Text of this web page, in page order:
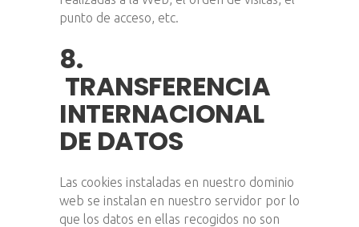
punto de acceso, etc.
8.
TRANSFERENCIA
INTERNACIONAL
DE DATOS
Las cookies instaladas en nuestro dominio
web se instalan en nuestro servidor por lo
que los datos en ellas recogidos no son